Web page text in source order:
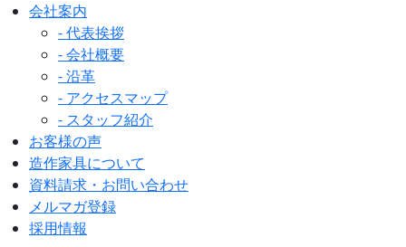
会社案内
- 代表挨拶
- 会社概要
- 沿革
- アクセスマップ
- スタッフ紹介
お客様の声
造作家具について
資料請求・お問い合わせ
メルマガ登録
採用情報